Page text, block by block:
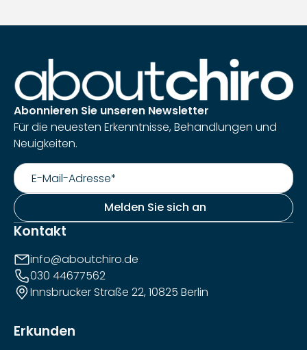
Abonnieren Sie unseren Newsletter
Für die neuesten Erkenntnisse, Behandlungen und
Neuigkeiten.
Kontakt
info@aboutchiro.de
030 44677562
Innsbrucker Straße 22, 10825 Berlin
Erkunden